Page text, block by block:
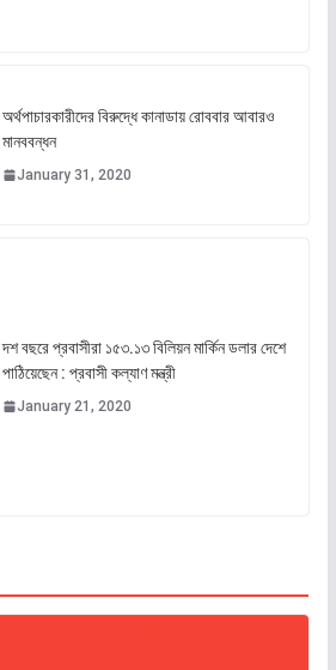
অর্থপাচারকারীদের বিরুদ্ধে কানাডায় রোববার আবারও
মানববন্ধন
January 31, 2020
দশ বছরে প্রবাসীরা ১৫৩.১৩ বিলিয়ন মার্কিন ডলার দেশে
পাঠিয়েছেন : প্রবাসী কল্যাণ মন্ত্রী
January 21, 2020